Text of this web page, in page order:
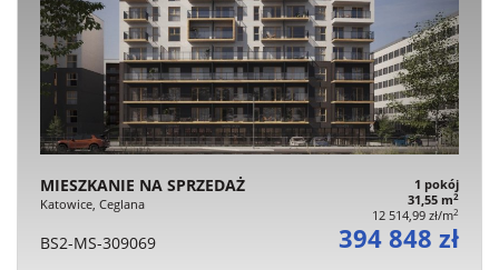
MIESZKANIE NA SPRZEDAŻ
Katowice, Ceglana
1 pokój
31,55 m2
12 514,99 zł/m2
BS2-MS-309069 394 848 zł